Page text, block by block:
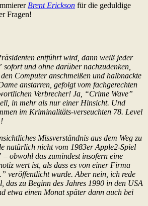
Brent Erickson für die geduldige
Fragen!
entführt wird, dann weiß jeder
und ohne darüber nachzudenken,
Computer anschmeißen und halbnackte
anstarren, gefolgt vom fachgerechten
Verbrecher! Ja, “Crime Wave”
in mehr als nur einer Hinsicht. Und
im Kriminalitäts-verseuchten 78. Level
Missverständnis aus dem Weg zu
natürlich nicht vom 1983er Apple2-Spiel
– obwohl das zumindest insofern eine
wert ist, als dass es von einer Firma
veröffentlicht wurde. Aber nein, ich rede
das zu Beginn des Jahres 1990 in den USA
etwa einen Monat später dann auch bei